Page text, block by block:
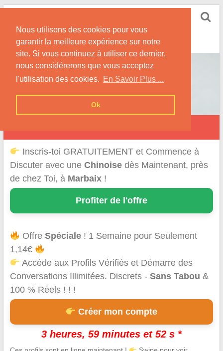
Nous utilisons des cookies pour vous
garantir la meilleure expérience sur notre
site. Si vous continuez à utiliser ce dernier,
nous considérerons que vous acceptez
l'utilisation des cookies. En Savoir Plus ...
Ok
Skip
content
Nos Conseils pour Rencontrer Une Femme
Originaire de Chine !
Inscris-toi GRATUITEMENT et Commence à
Discuter avec une Chinoisedès Maintenant, près
de chez Toi, à Marbaix!
Profiter de l'offre
OffreSpéciale ! 1 Semaine pour Seulement
1,14€
Accède aux Profils Vérifiés et Démarre des
Conversations Illimitées. Discrets - Sans Tabou &
100 % Réels ! ! !
Créer mon compte
3 heures, 59 minutes et 52 s *